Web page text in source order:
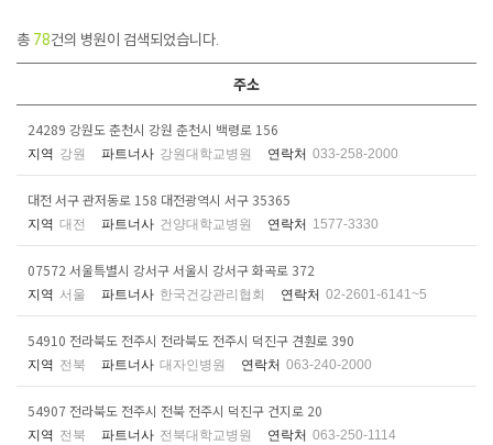
총 78건의 병원이 검색되었습니다.
주소
24289 강원도 춘천시 강원 춘천시 백령로 156
지역 강원 파트너사 강원대학교병원 연락처 033-258-2000
대전 서구 관저동로 158 대전광역시 서구 35365
지역 대전 파트너사 건양대학교병원 연락처 1577-3330
07572 서울특별시 강서구 서울시 강서구 화곡로 372
지역 서울 파트너사 한국건강관리협회 연락처 02-2601-6141~5
54910 전라북도 전주시 전라북도 전주시 덕진구 견훤로 390
지역 전북 파트너사 대자인병원 연락처 063-240-2000
54907 전라북도 전주시 전북 전주시 덕진구 건지로 20
지역 전북 파트너사 전북대학교병원 연락처 063-250-1114